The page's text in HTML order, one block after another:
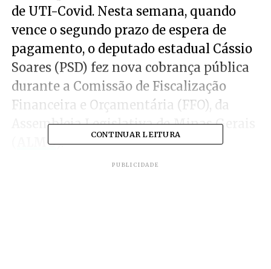
de UTI-Covid. Nesta semana, quando
vence o segundo prazo de espera de
pagamento, o deputado estadual Cássio
Soares (PSD) fez nova cobrança pública
durante a Comissão de Fiscalização
Financeira e Orçamentária (FFO), da
Assembleia Legislativa de Minas Gerais
ALMG).
CONTINUAR LEITURA
PUBLICIDADE